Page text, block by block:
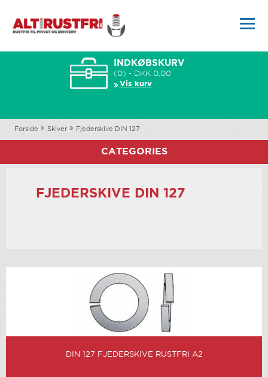
INDKØBSKURV
(0) - DKK 0,00
Vis kurv
Forside Skiver Fjederskive DIN 127
CATEGORIES
FJEDERSKIVE DIN 127
DIN 127 FJEDERSKIVE RUSTFRI A2